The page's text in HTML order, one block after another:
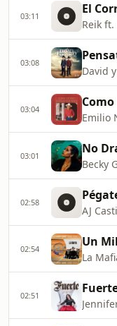
03:11 El
Reik
03:08
David
03:04
Emilio
03:01 No
Becky
02:58
AJ
02:54 Un
La
02:51